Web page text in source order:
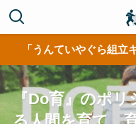
「うんていやぐら組立
『Do育』のポリ